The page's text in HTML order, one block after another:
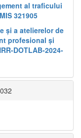
al traficului
321905
și a atelierelor de
profesional și
DOTLAB-2024-